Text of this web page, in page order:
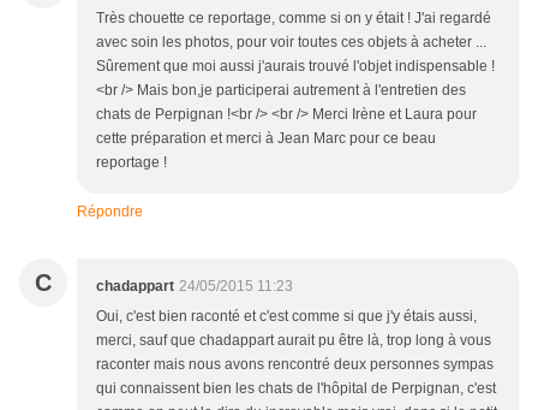
Très chouette ce reportage, comme si on y était ! J'ai regardé
avec soin les photos, pour voir toutes ces objets à acheter ...
Sûrement que moi aussi j'aurais trouvé l'objet indispensable !
<br /> Mais bon,je participerai autrement à l'entretien des
chats de Perpignan !<br /> <br /> Merci Irène et Laura pour
cette préparation et merci à Jean Marc pour ce beau
reportage !
Répondre
C chadappart 24/05/2015 11:23
Oui, c'est bien raconté et c'est comme si que j'y étais aussi,
merci, sauf que chadappart aurait pu être là, trop long à vous
raconter mais nous avons rencontré deux personnes sympas
qui connaissent bien les chats de l'hôpital de Perpignan, c'est